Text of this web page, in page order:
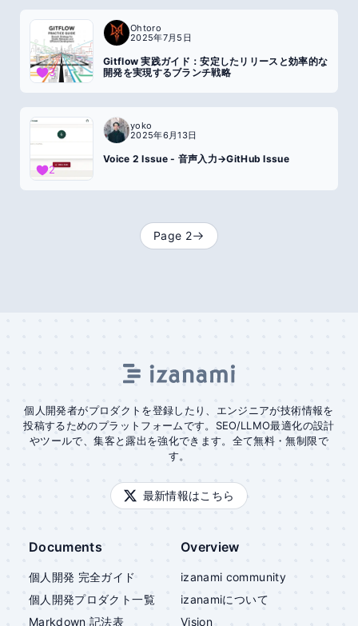
Ohtoro
2025年7月5日
Gitflow 実践ガイド：安定したリリースと効率的な
開発を実現するブランチ戦略
3
yoko
2025年6月13日
Voice 2 Issue - 音声入力→GitHub Issue
2
Page 2
個人開発者がプロダクトを登録したり、エンジニアが技術情報を
投稿するためのプラットフォームです。SEO/LLMO最適化の設計
やツールで、集客と露出を強化できます。全て無料・無制限で
す。
最新情報はこちら
Documents
個人開発 完全ガイド
個人開発プロダクト一覧
Markdown 記法表
Overview
izanami community
izanamiについて
Vision